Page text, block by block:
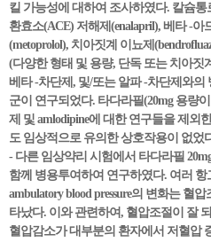
킬 가능성에 대하여 조사하였다. 칼슘
환효소(ACE) 저해제(enalapril), 베타 -아
(metoprolol), 치아짓계 이뇨제
(다양한 형태 및 용량, 단독 또는 치아짓
베타 -차단제, 및/또는 알파 -차단제와의
군이 연구되었다. 타다라필(20mg 용량
제 및 amlodipine에 대한 연구들을 제외
도 임상적으로 유의한 상호작용이 없었
- 다른 임상약리 시험에서 타다라필
함께 병용투여하여 연구하였다. 여러
ambulatory blood pressure의 변화는 혈
타났다. 이와 관련하여, 혈압조절이 잘
혈압감소가 대부분의 환자에서 저혈압